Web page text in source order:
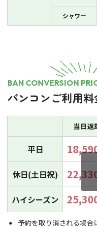
シャワー
BAN CONVERSION
バンコンご利用
当日返
平日
休日(土日祝)
ハイシーズン
予約を取り消される場